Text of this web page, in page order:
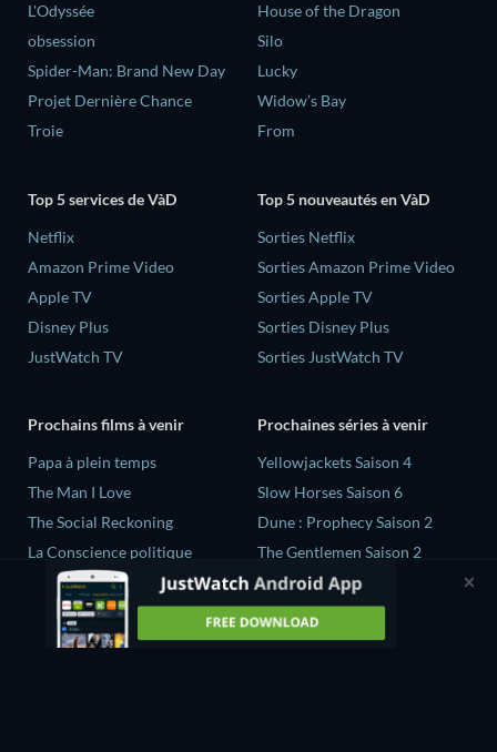
L'Odyssée
obsession
Spider-Man: Brand New Day
Projet Dernière Chance
Troie
House of the Dragon
Silo
Lucky
Widow’s Bay
From
Top 5 services de VàD
Netflix
Amazon Prime Video
Apple TV
Disney Plus
JustWatch TV
Top 5 nouveautés en VàD
Sorties Netflix
Sorties Amazon Prime Video
Sorties Apple TV
Sorties Disney Plus
Sorties JustWatch TV
Prochains films à venir
‎Papa à plein temps
The Man I Love
The Social Reckoning
La Conscience politique
In All My Journeys I Am
Returning
Prochaines séries à venir
Yellowjackets Saison 4
Slow Horses Saison 6
Dune : Prophecy Saison 2
The Gentlemen Saison 2
Love Is Blind: UK Saison 3